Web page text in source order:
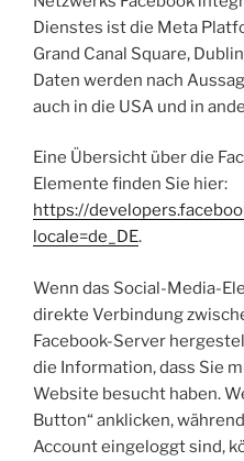
Dienstes ist die Meta
Grand Canal Square,
Daten werden nach
auch in die USA und in
Eine Übersicht über die
Elemente finden Sie hier:
https://
locale=de_DE.
Wenn das Social-Media-
direkte Verbindung
Facebook-Server
die Information, dass Sie
Website besucht haben.
Button“ anklicken,
Account eingeloggt sind,